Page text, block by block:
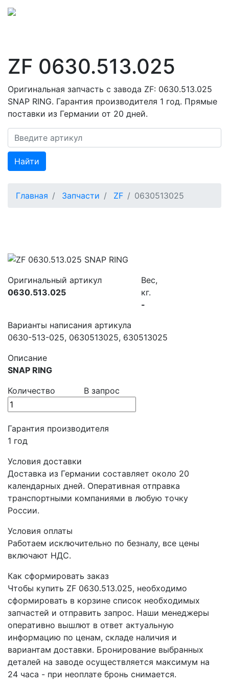
ZF 0630.513.025
Оригинальная запчасть с завода ZF: 0630.513.025
SNAP RING. Гарантия производителя 1 год. Прямые
поставки из Германии от 20 дней.
Найти
Главная Запчасти ZF 0630513025
Оригинальный артикул
0630.513.025
Вес,
кг.
-
Варианты написания артикула
0630-513-025, 0630513025, 630513025
Описание
SNAP RING
Количество
В запрос
Гарантия производителя
1 год
Условия доставки
Доставка из Германии составляет около 20
календарных дней. Оперативная отправка
транспортными компаниями в любую точку
России.
Условия оплаты
Работаем исключительно по безналу, все цены
включают НДС.
Как сформировать заказ
Чтобы купить ZF 0630.513.025, необходимо
сформировать в корзине список необходимых
запчастей и отправить запрос. Наши менеджеры
оперативно вышлют в ответ актуальную
информацию по ценам, складе наличия и
вариантам доставки. Бронирование выбранных
деталей на заводе осуществляется максимум на
24 часа - при неоплате бронь снимается.